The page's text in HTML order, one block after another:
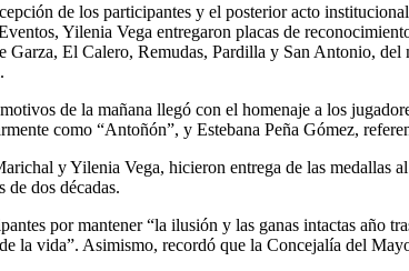
de los participantes y el posterior acto
Yilenia Vega entregaron placas de
Garza, El Calero, Remudas, Pardilla y San Antonio,
de la mañana llegó con el homenaje a los
como “Antoñón”, y Estebana Peña Gómez,
y Yilenia Vega, hicieron entrega de las medallas
de dos décadas.
por mantener “la ilusión y las ganas intactas año
la vida”. Asimismo, recordó que la Concejalía del